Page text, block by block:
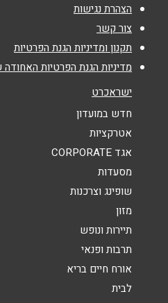
נושא*
אנא חזרו אלי בקשר ל...
הצהרת נגישות
צור קשר
תקנון ומדיניות הגנת הפרטיות
מדיניות הגנת הפרטיות
ישראכרט
חדש במועדון
אטרקציות
אגד CORPORATE
מסעדות
שופינג וצרכנות
מזון
תיירות ונופש
תרבות ופנאי
אורח חיים בריא
לבית